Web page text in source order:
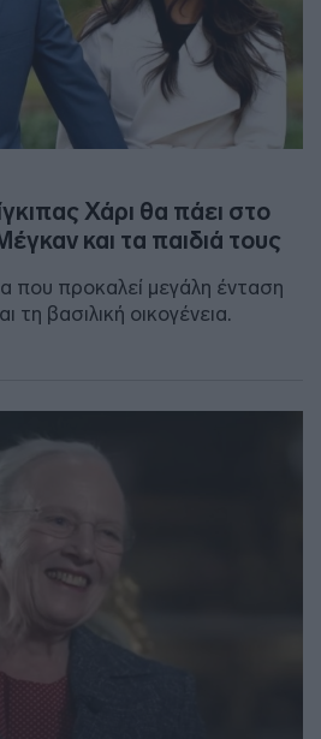
Χάρι θα πάει στο
και τα παιδιά τους
που προκαλεί μεγάλη ένταση
τη βασιλική οικογένεια.